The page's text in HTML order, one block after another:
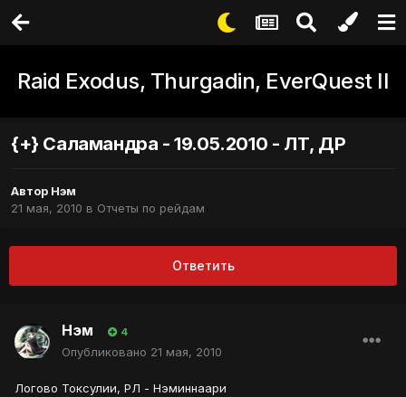
Raid Exodus, Thurgadin, EverQuest II
{+} Саламандра - 19.05.2010 - ЛТ, ДР
Автор Нэм
21 мая, 2010 в Отчеты по рейдам
Ответить
Нэм 4
Опубликовано 21 мая, 2010
Логово Токсулии, РЛ - Нэминнаари